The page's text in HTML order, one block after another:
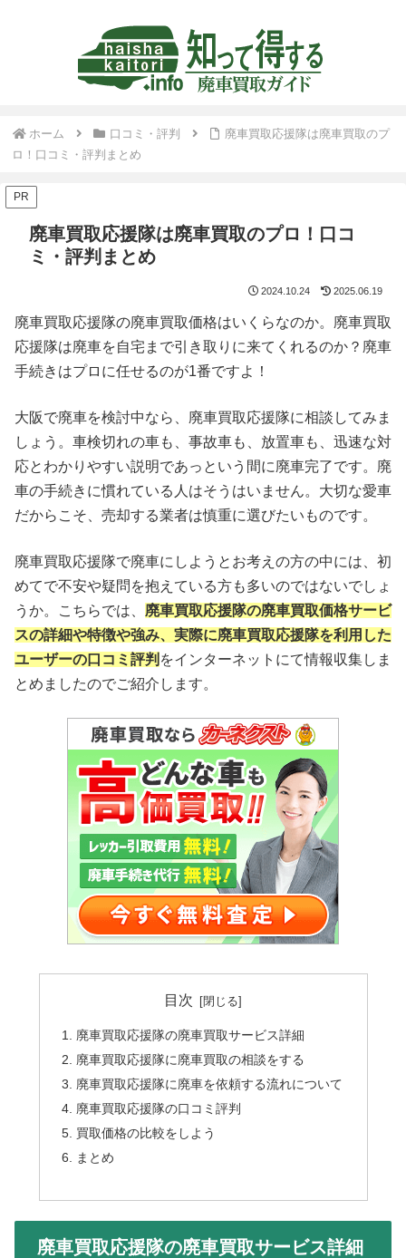
ホーム 口コミ・評判
廃車買取応援隊は廃車買取のプ
ロ！口コミ・評判まとめ
PR
廃車買取応援隊は廃車買取のプロ！口コ
ミ・評判まとめ
2024.10.24 2025.06.19
廃車買取応援隊の廃車買取価格はいくらなのか。廃車買取
応援隊は廃車を自宅まで引き取りに来てくれるのか？廃車
手続きはプロに任せるのが1番ですよ！
大阪で廃車を検討中なら、廃車買取応援隊に相談してみま
しょう。車検切れの車も、事故車も、放置車も、迅速な対
応とわかりやすい説明であっという間に廃車完了です。廃
車の手続きに慣れている人はそうはいません。大切な愛車
だからこそ、売却する業者は慎重に選びたいものです。
廃車買取応援隊で廃車にしようとお考えの方の中には、初
めてで不安や疑問を抱えている方も多いのではないでしょ
うか。こちらでは、 廃車買取応援隊の廃車買取価格サービ
スの詳細や特徴や強み、実際に廃車買取応援隊を利用した
ユーザーの口コミ評判 をインターネットにて情報収集しま
とめましたのでご紹介します。
目次
廃車買取応援隊の廃車買取サービス詳細
廃車買取応援隊に廃車買取の相談をする
廃車買取応援隊に廃車を依頼する流れについて
廃車買取応援隊の口コミ評判
買取価格の比較をしよう
まとめ
廃車買取応援隊の廃車買取サービス詳細